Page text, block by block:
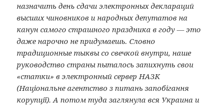
назначить день сдачи электронных деклараций
высших чиновников и народных депутатов на
канун самого страшного праздника в году — это
даже нарочно не придумаешь. Словно
традиционные тыквы со свечкой внутри, наше
руководство страны пыталось запихнуть свои
«статки» в электронный сервер НАЗК
(Національне агентство з питань запобігання
корупції). А потом туда заглянула вся Украина и